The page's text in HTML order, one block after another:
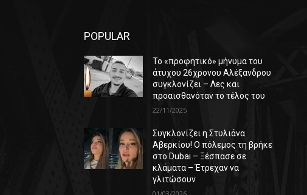
POPULAR
Το «προφητικό» μήνυμα του
άτυχου 26χρονου Αλέξανδρου
συγκλονίζει – Λες και
προαισθανόταν το τέλος του
22/11/2025
Συγκλονίζει η Στυλιάνα
Αβερκίου! Ο πόλεμος τη βρήκε
στο Dubai – Ξέσπασε σε
κλάματα – Έτρεχαν να
γλιτώσουν